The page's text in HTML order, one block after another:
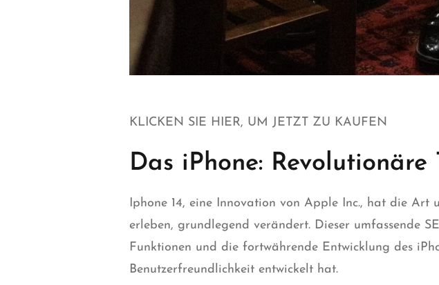
KLICKEN SIE HIER, UM JETZT ZU KAUFEN
Das iPhone: Revolutionäre
Iphone 14, eine Innovation von Apple Inc., hat die Art
erleben, grundlegend verändert. Dieser umfassende
Funktionen und die fortwährende Entwicklung des
Benutzerfreundlichkeit entwickelt hat.